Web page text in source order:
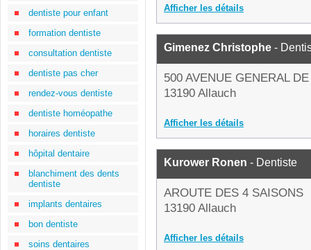
dentiste pour enfant
formation dentiste
consultation dentiste
dentiste pas cher
rendez-vous dentiste
dentiste homéopathe
horaires dentiste
hôpital dentaire
blanchiment des dents
dentiste
implants dentaires
bon dentiste
soins dentaires
Afficher les détails
Gimenez Christophe -
500 AVENUE GENERAL
13190 Allauch
Afficher les détails
Kurower Ronen - Dentiste
AROUTE DES 4 SAISONS
13190 Allauch
Afficher les détails